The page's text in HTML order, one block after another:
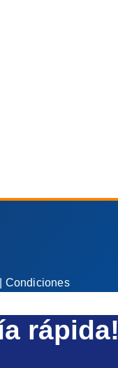
Condiciones
rápida!